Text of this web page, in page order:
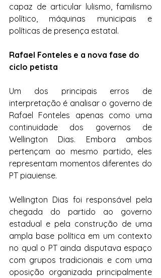
capaz de articular lulismo, familismo
político, máquinas municipais e
políticas de presença estatal.
Rafael Fonteles e a nova fase do
ciclo petista
Um dos principais erros de
interpretação é analisar o governo de
Rafael Fonteles apenas como uma
continuidade dos governos de
Wellington Dias. Embora ambos
pertençam ao mesmo partido, eles
representam momentos diferentes do
PT piauiense.
Wellington Dias foi responsável pela
chegada do partido ao governo
estadual e pela construção de uma
ampla base política em um contexto
no qual o PT ainda disputava espaço
com grupos tradicionais e com uma
oposição organizada principalmente